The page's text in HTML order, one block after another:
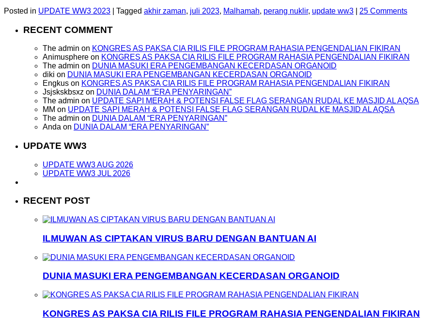
Posted in UPDATE WW3 2023 Tagged akhir zaman, juli 2023, Malhamah, perang nuklir, update ww3 25 Comments
RECENT COMMENT
The admin on KONGRES AS PAKSA CIA RILIS FILE PROGRAM RAHASIA PENGENDALIAN FIKIRAN
Animusphere on KONGRES AS PAKSA CIA RILIS FILE PROGRAM RAHASIA PENGENDALIAN FIKIRAN
The admin on DUNIA MASUKI ERA PENGEMBANGAN KECERDASAN ORGANOID
diki on DUNIA MASUKI ERA PENGEMBANGAN KECERDASAN ORGANOID
Engkus on KONGRES AS PAKSA CIA RILIS FILE PROGRAM RAHASIA PENGENDALIAN FIKIRAN
Jsjskskbsxz on DUNIA DALAM “ERA PENYARINGAN”
The admin on UPDATE SAPI MERAH & POTENSI FALSE FLAG SERANGAN RUDAL KE MASJID AL AQSA
MM on UPDATE SAPI MERAH & POTENSI FALSE FLAG SERANGAN RUDAL KE MASJID AL AQSA
The admin on DUNIA DALAM “ERA PENYARINGAN”
Anda on DUNIA DALAM “ERA PENYARINGAN”
UPDATE WW3
UPDATE WW3 AUG 2026
UPDATE WW3 JUL 2026
RECENT POST
ILMUWAN AS CIPTAKAN VIRUS BARU DENGAN BANTUAN AI
DUNIA MASUKI ERA PENGEMBANGAN KECERDASAN ORGANOID
KONGRES AS PAKSA CIA RILIS FILE PROGRAM RAHASIA PENGENDALIAN FIKIRAN